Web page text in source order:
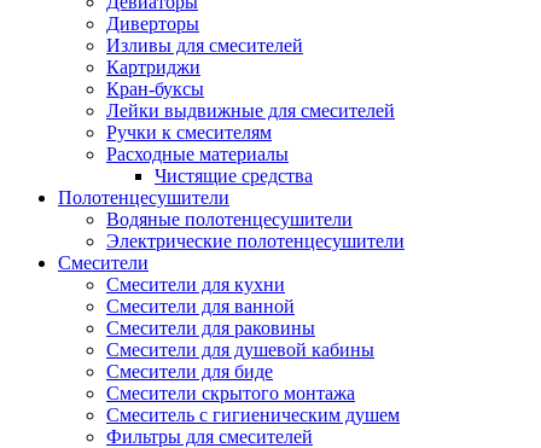
Диверторы
Изливы для смесителей
Картриджи
Кран-буксы
Лейки выдвижные для смесителей
Ручки к смесителям
Расходные материалы
Чистящие средства
Полотенцесушители
Водяные полотенцесушители
Электрические полотенцесушители
Смесители
Смесители для кухни
Смесители для ванной
Смесители для раковины
Смесители для душевой кабины
Смесители для биде
Смесители скрытого монтажа
Смеситель с гигиеническим душем
Фильтры для смесителей